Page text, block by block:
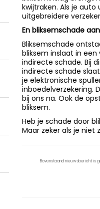
kwijtraken. Als je
uitgebreidere
En bliksemschade
Bliksemschade
bliksem inslaat in
indirecte schade. Bij
indirecte schade
je elektronische
inboedelverzekering.
bij ons na. Ook de
bliksem.
Heb je schade door
Maar zeker als je niet
Bovenstaand nieuwsbericht is